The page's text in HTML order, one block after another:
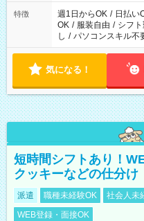
特徴 週1日からOK / 日払い
OK / 服装自由 / シフ
し / パソコンスキル不
気になる！
短時間シフトあり！
クッキーなどの仕分け
派遣 職種未経験OK 社会人未
WEB登録・面接OK